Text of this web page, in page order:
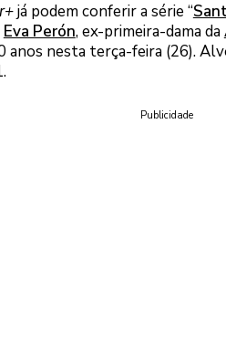
já podem conferir a série “
Eva Perón, ex-primeira-dama da
nesta terça-feira (26).
Publicidade